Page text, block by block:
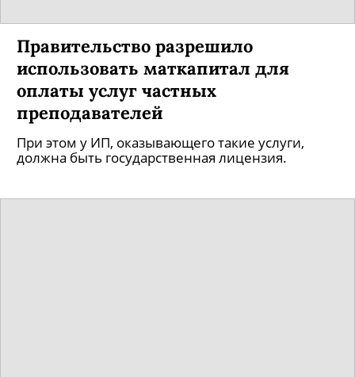
Правительство разрешило
использовать маткапитал для
оплаты услуг частных
преподавателей
При этом у ИП, оказывающего такие услуги,
должна быть государственная лицензия.